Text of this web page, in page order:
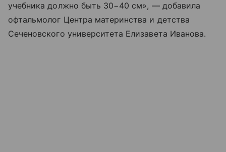
учебника должно быть 30−40 см», — добавила
офтальмолог Центра материнства и детства
Сеченовского университета Елизавета Иванова.